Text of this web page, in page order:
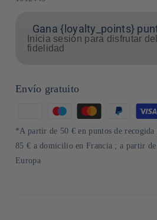
Gana {loyalty_points}
Inicia sesión para disfrutar
fidelidad
Envío gratuito
*A partir de 50 € en puntos de
85 € a domicilio en Francia ; a partir
Europa